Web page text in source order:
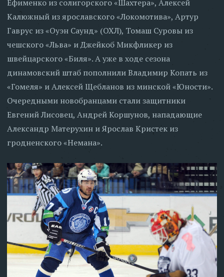
Ефименко из солигорского «Шахтера», Алексей
Калюжный из ярославского «Локомотива», Артур
Гаврус из «Оуэн Саунд» (ОХЛ), Томаш Суровы из
чешского «Льва» и Джейкоб Микфликер из
швейцарского «Биля». А уже в ходе сезона
динамовский штаб пополнили Владимир Копать из
«Гомеля» и Алексей Щебланов из минской «Юности».
Очередными новобранцами стали защитники
Евгений Лисовец, Андрей Коршунов, нападающие
Александр Матерухин и Ярослав Кристек из
гродненского «Немана».